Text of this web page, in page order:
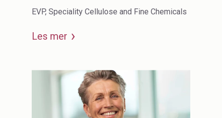
EVP, Speciality Cellulose and Fine Chemicals
Les mer